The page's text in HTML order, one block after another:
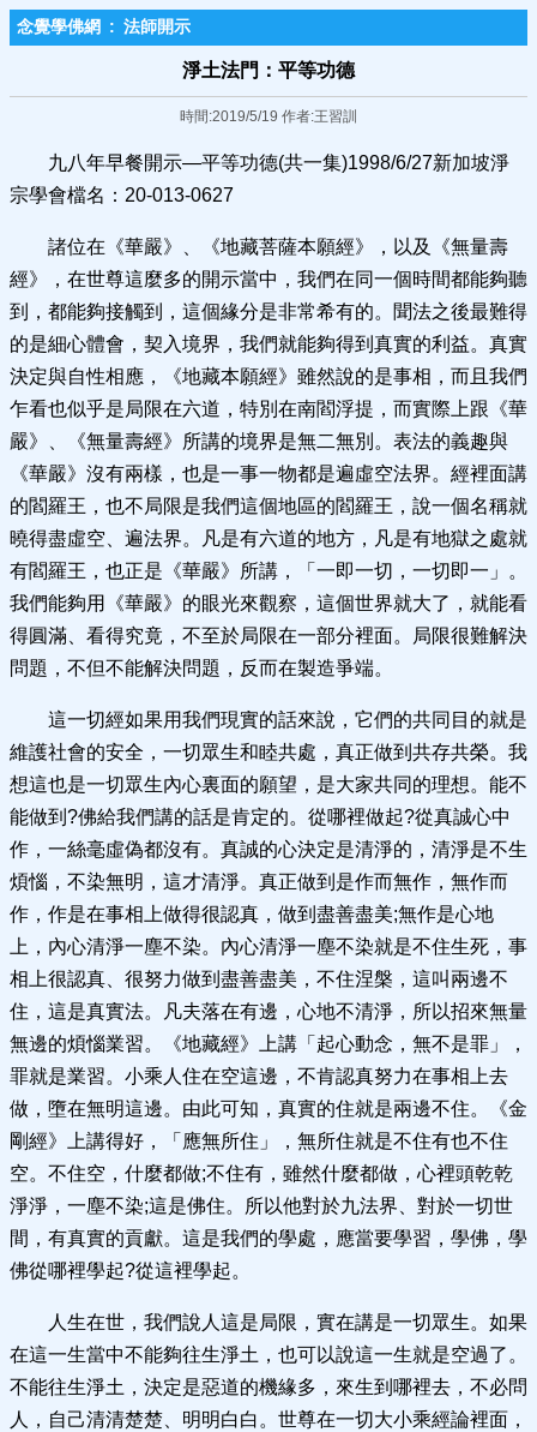
念覺學佛網 : 法師開示
淨土法門：平等功德
時間:2019/5/19 作者:王習訓
九八年早餐開示—平等功德(共一集)1998/6/27新加坡淨
宗學會檔名：20-013-0627
諸位在《華嚴》、《地藏菩薩本願經》，以及《無量壽
經》，在世尊這麼多的開示當中，我們在同一個時間都能夠聽
到，都能夠接觸到，這個緣分是非常希有的。聞法之後最難得
的是細心體會，契入境界，我們就能夠得到真實的利益。真實
決定與自性相應，《地藏本願經》雖然說的是事相，而且我們
乍看也似乎是局限在六道，特別在南閻浮提，而實際上跟《華
嚴》、《無量壽經》所講的境界是無二無別。表法的義趣與
《華嚴》沒有兩樣，也是一事一物都是遍虛空法界。經裡面講
的閻羅王，也不局限是我們這個地區的閻羅王，說一個名稱就
曉得盡虛空、遍法界。凡是有六道的地方，凡是有地獄之處就
有閻羅王，也正是《華嚴》所講，「一即一切，一切即一」。
我們能夠用《華嚴》的眼光來觀察，這個世界就大了，就能看
得圓滿、看得究竟，不至於局限在一部分裡面。局限很難解決
問題，不但不能解決問題，反而在製造爭端。
這一切經如果用我們現實的話來說，它們的共同目的就是
維護社會的安全，一切眾生和睦共處，真正做到共存共榮。我
想這也是一切眾生內心裏面的願望，是大家共同的理想。能不
能做到?佛給我們講的話是肯定的。從哪裡做起?從真誠心中
作，一絲毫虛偽都沒有。真誠的心決定是清淨的，清淨是不生
煩惱，不染無明，這才清淨。真正做到是作而無作，無作而
作，作是在事相上做得很認真，做到盡善盡美;無作是心地
上，內心清淨一塵不染。內心清淨一塵不染就是不住生死，事
相上很認真、很努力做到盡善盡美，不住涅槃，這叫兩邊不
住，這是真實法。凡夫落在有邊，心地不清淨，所以招來無量
無邊的煩惱業習。《地藏經》上講「起心動念，無不是罪」，
罪就是業習。小乘人住在空這邊，不肯認真努力在事相上去
做，墮在無明這邊。由此可知，真實的住就是兩邊不住。《金
剛經》上講得好，「應無所住」，無所住就是不住有也不住
空。不住空，什麼都做;不住有，雖然什麼都做，心裡頭乾乾
淨淨，一塵不染;這是佛住。所以他對於九法界、對於一切世
間，有真實的貢獻。這是我們的學處，應當要學習，學佛，學
佛從哪裡學起?從這裡學起。
人生在世，我們說人這是局限，實在講是一切眾生。如果
在這一生當中不能夠往生淨土，也可以說這一生就是空過了。
不能往生淨土，決定是惡道的機緣多，來生到哪裡去，不必問
人，自己清清楚楚、明明白白。世尊在一切大小乘經論裡面，